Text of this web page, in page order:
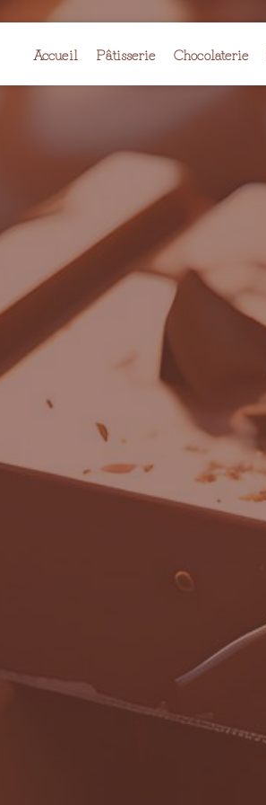
Accueil Pâtisserie Chocolaterie